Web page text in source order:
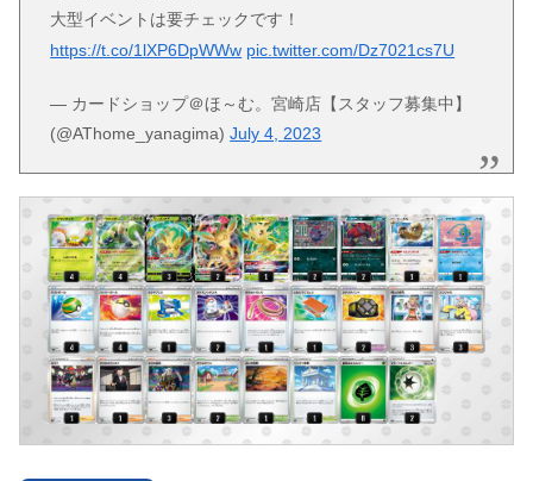
大型イベントは要チェックです！
https://t.co/1lXP6DpWWw pic.twitter.com/Dz7021cs7U
— カードショップ＠ほ～む。宮崎店【スタッフ募集中】
(@AThome_yanagima)July 4, 2023